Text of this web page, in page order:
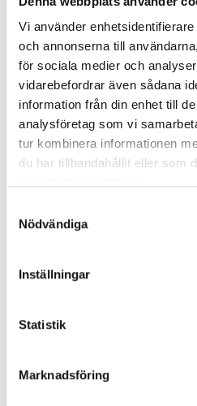
Vi använder
och annonserna till
för sociala medier och
vidarebefordrar även sådana
information från din enhet till
analysföretag som vi
tur kombinera informationen
du har tillhandahållit eller som
personuppgifter.
Nödvändiga
Inställningar
Statistik
Marknadsföring
en bank som snart måste
hållbara företagen är som
Enligt Karl-Oskar Olming
företag fundera över vilka
och hur dessa kunder
taxonomin.
Först klimat,
sedan allt annat
Men i nästa steg kommer
exempel biologisk
marina resurser och en
ekonomi. Dessutom
taxonomi – som ska